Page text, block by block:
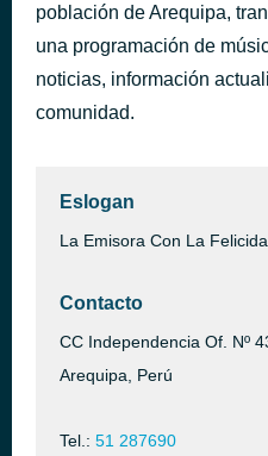
población de Arequipa,
una programación de
noticias, información
comunidad.
Eslogan
La Emisora Con La
Contacto
CC Independencia Of. Nº
Arequipa, Perú
Tel.: 51 287690